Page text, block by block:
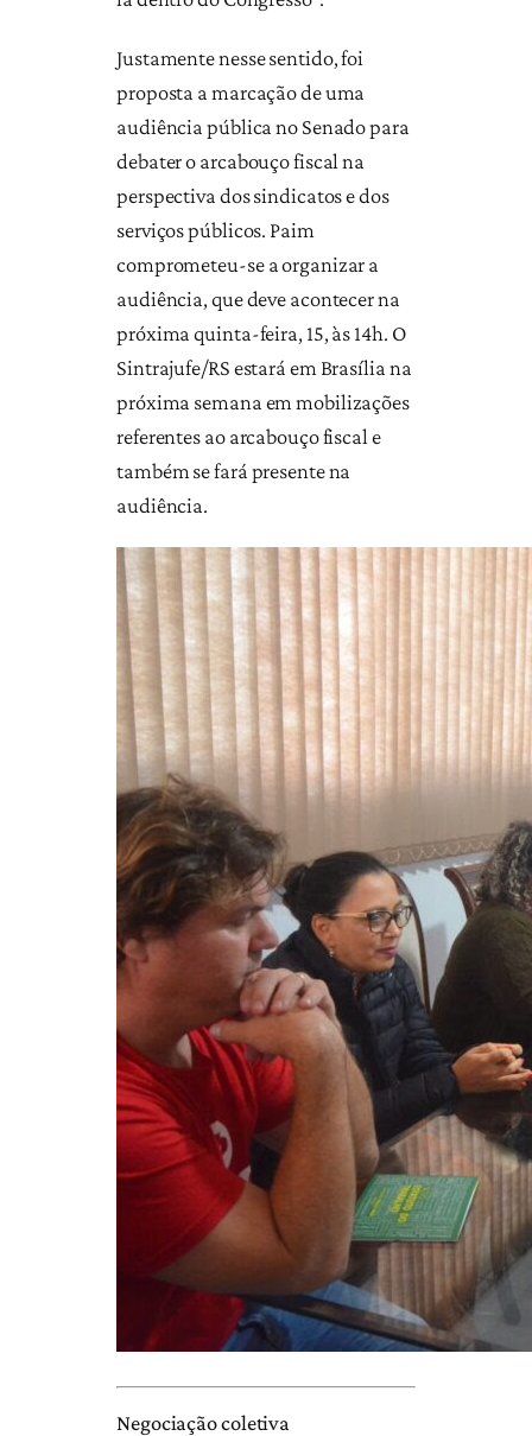
Justamente nesse sentido, foi
proposta a marcação de uma
audiência pública no Senado para
debater o arcabouço fiscal na
perspectiva dos sindicatos e dos
serviços públicos. Paim
comprometeu-se a organizar a
audiência, que deve acontecer na
próxima quinta-feira, 15, às 14h. O
Sintrajufe/RS estará em Brasília na
próxima semana em mobilizações
referentes ao arcabouço fiscal e
também se fará presente na
audiência.
Negociação coletiva